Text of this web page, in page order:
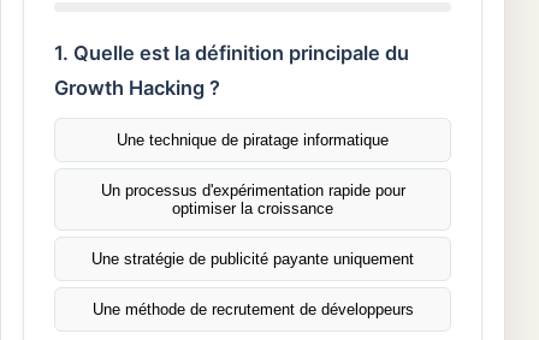
1. Quelle est la définition principale du
Growth Hacking ?
Une technique de piratage informatique
Un processus d'expérimentation rapide pour
optimiser la croissance
Une stratégie de publicité payante uniquement
Une méthode de recrutement de développeurs